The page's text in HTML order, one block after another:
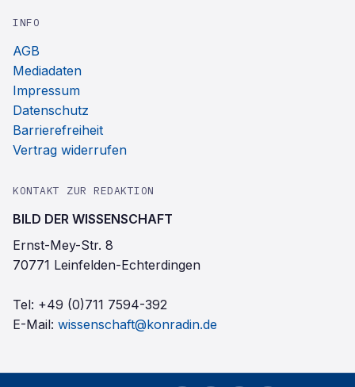
INFO
AGB
Mediadaten
Impressum
Datenschutz
Barrierefreiheit
Vertrag widerrufen
KONTAKT ZUR REDAKTION
BILD DER WISSENSCHAFT
Ernst-Mey-Str. 8
70771 Leinfelden-Echterdingen
Tel: +49 (0)711 7594-392
E-Mail: wissenschaft@konradin.de